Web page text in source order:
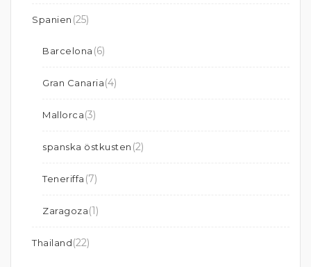
Spanien (25)
Barcelona (6)
Gran Canaria(4)
Mallorca(3)
spanska östkusten (2)
Teneriffa (7)
Zaragoza(1)
Thailand(22)